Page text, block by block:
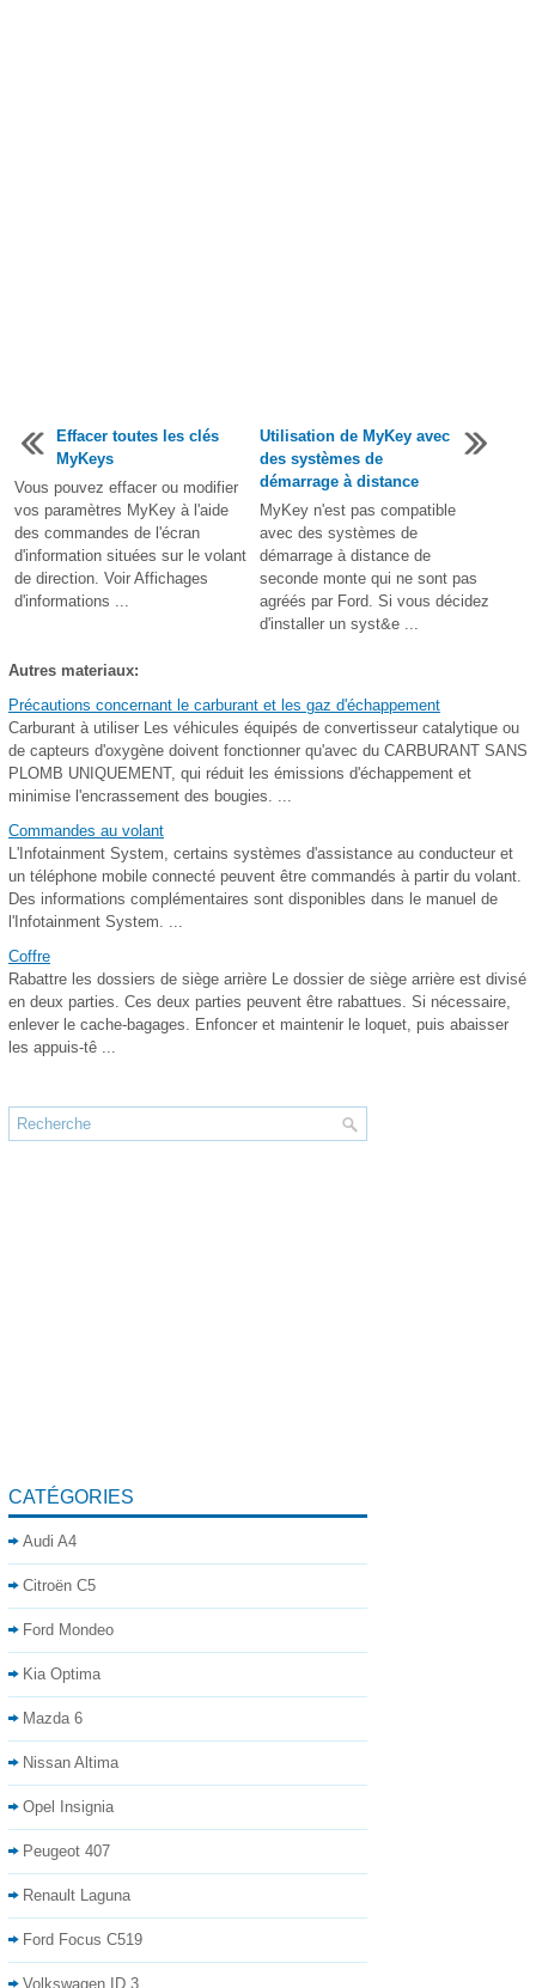
Effacer toutes les clés
MyKeys
Vous pouvez effacer ou modifier
vos paramètres MyKey à l'aide
des commandes de l'écran
d'information situées sur le volant
de direction. Voir Affichages
d'informations ...
Utilisation de MyKey avec
des systèmes de
démarrage à distance
MyKey n'est pas compatible
avec des systèmes de
démarrage à distance de
seconde monte qui ne sont pas
agréés par Ford. Si vous décidez
d'installer un syst&e ...
Autres materiaux:
Précautions concernant le carburant et les gaz d'échappement
Carburant à utiliser Les véhicules équipés de convertisseur catalytique ou
de capteurs d'oxygène doivent fonctionner qu'avec du CARBURANT SANS
PLOMB UNIQUEMENT, qui réduit les émissions d'échappement et
minimise l'encrassement des bougies. ...
Commandes au volant
L'Infotainment System, certains systèmes d'assistance au conducteur et
un téléphone mobile connecté peuvent être commandés à partir du volant.
Des informations complémentaires sont disponibles dans le manuel de
l'Infotainment System. ...
Coffre
Rabattre les dossiers de siège arrière Le dossier de siège arrière est divisé
en deux parties. Ces deux parties peuvent être rabattues. Si nécessaire,
enlever le cache-bagages. Enfoncer et maintenir le loquet, puis abaisser
les appuis-tê ...
CATÉGORIES
Audi A4
Citroën C5
Ford Mondeo
Kia Optima
Mazda 6
Nissan Altima
Opel Insignia
Peugeot 407
Renault Laguna
Ford Focus C519
Volkswagen ID.3